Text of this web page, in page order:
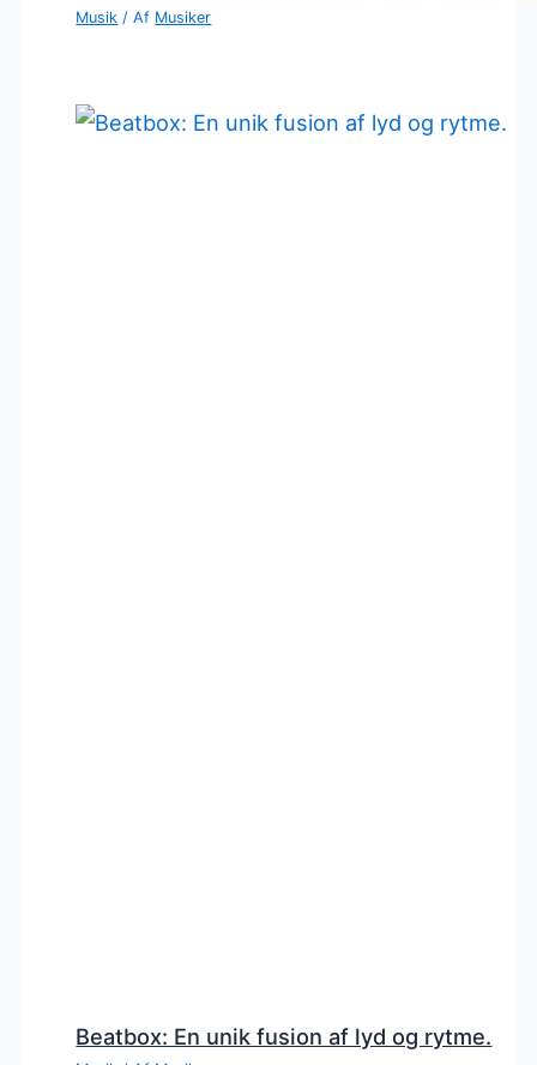
Musik / Af Musiker
Beatbox: En unik fusion af lyd og rytme.